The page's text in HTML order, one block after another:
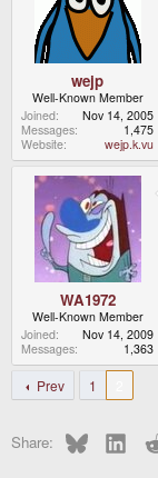
wejp
Well-Known Member
Joined
Nov 14, 2005
Messages
1,475
Website
wejp.k.vu
WA1972
Well-Known Member
Joined
Nov 14, 2009
Messages
1,363
Prev 1
Share: Bluesky